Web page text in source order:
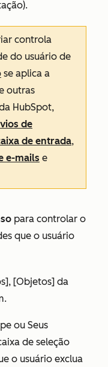
controla
do usuário de
se aplica a
outras
HubSpot,
de
de entrada,
e-mails e
para controlar o
que o usuário
, [Objetos] da
.
ou Seus
de seleção
o usuário exclua